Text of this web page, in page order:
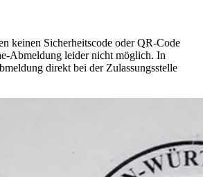
keinen Sicherheitscode oder QR-Code
Abmeldung leider nicht möglich. In
direkt bei der Zulassungsstelle